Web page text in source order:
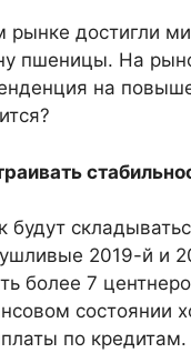
рынке до­стигли
пше­ницы. На
на
2019-й и
более 7
состоянии
по